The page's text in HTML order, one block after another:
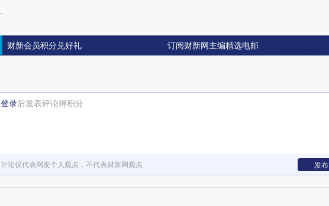
财新会员积分兑好礼 订阅财新网主编精选电邮
登录后发表评论得积分
评论仅代表网友个人观点，不代表财新网观点 发布